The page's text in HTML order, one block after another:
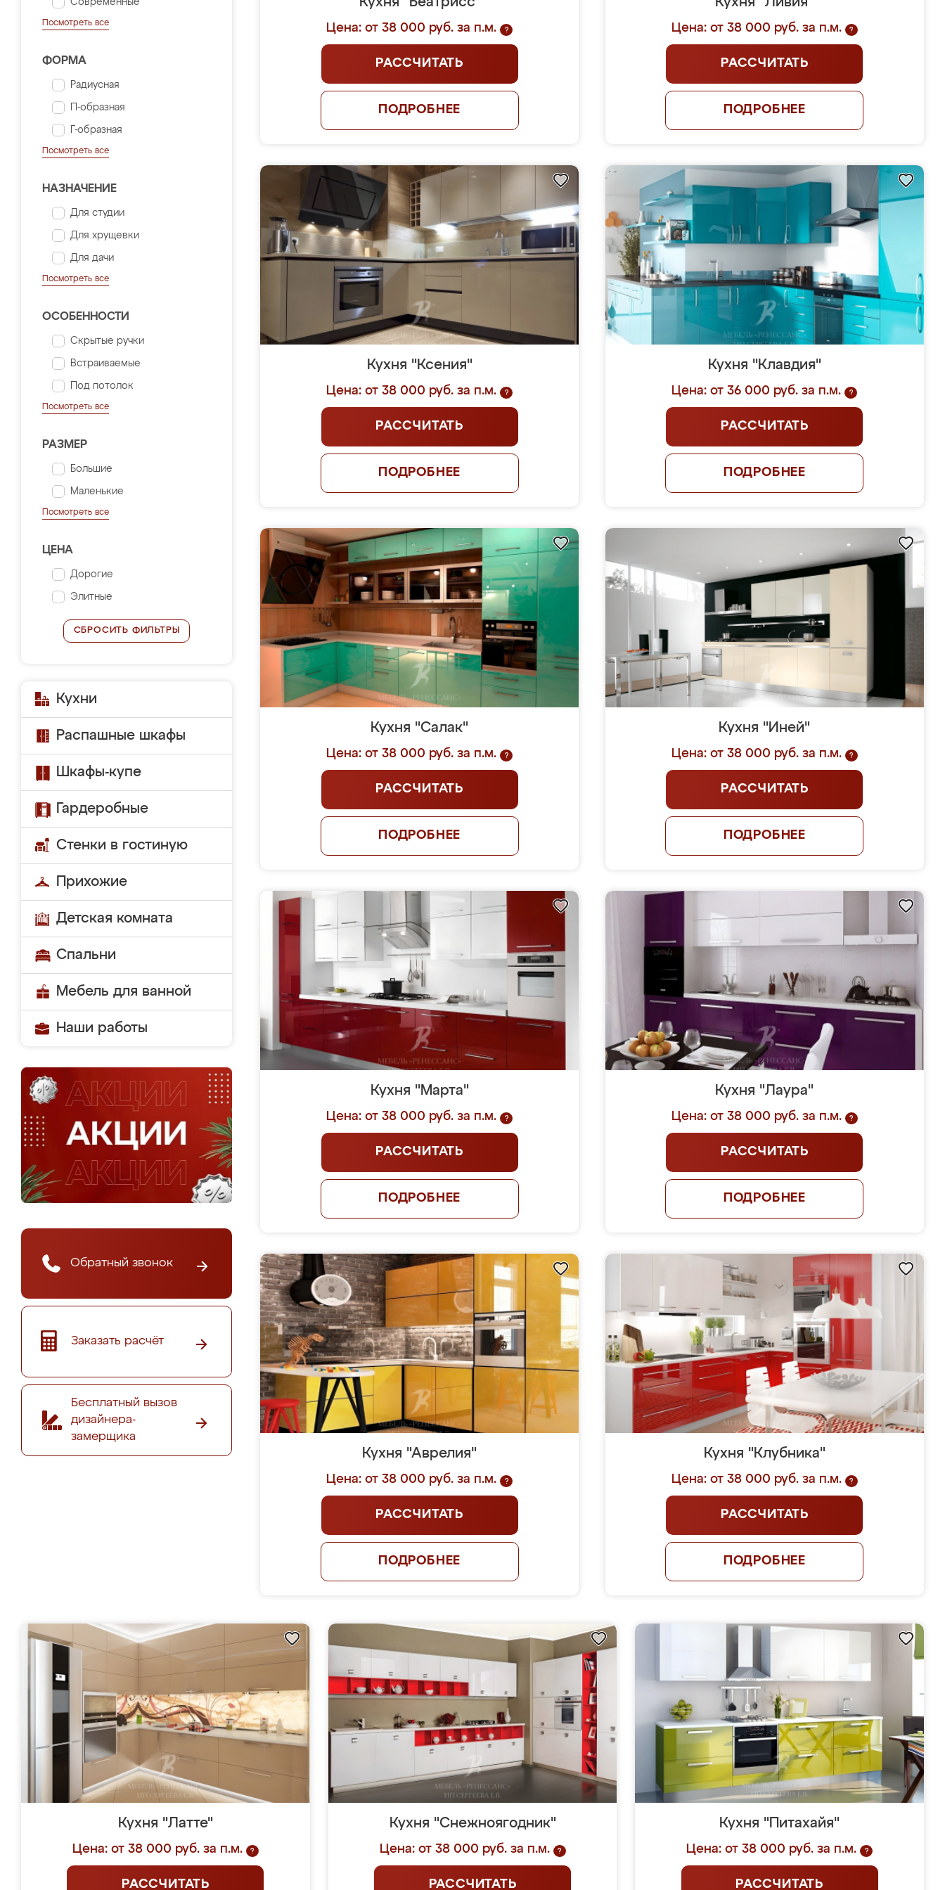
Современные
Посмотреть все
ФОРМА
Радиусная
П-образная
Г-образная
Посмотреть все
НАЗНАЧЕНИЕ
Для студии
Для хрущевки
Для дачи
Посмотреть все
ОСОБЕННОСТИ
Скрытые ручки
Встраиваемые
Под потолок
Посмотреть все
РАЗМЕР
Большие
Маленькие
Посмотреть все
ЦЕНА
Дорогие
Элитные
СБРОСИТЬ ФИЛЬТРЫ
Кухни
Распашные шкафы
Шкафы-купе
Гардеробные
Стенки в гостиную
Прихожие
Детская комната
Спальни
Мебель для ванной
Наши работы
Обратный звонок
Заказать расчёт
Бесплатный вызов
дизайнера-
замерщика
Цена: от 38 000 руб. за п.м. ?
РАССЧИТАТЬ
ПОДРОБНЕЕ
Цена: от 38 000 руб. за п.м. ?
РАССЧИТАТЬ
ПОДРОБНЕЕ
Кухня "Ксения"
Цена: от 38 000 руб. за п.м. ?
РАССЧИТАТЬ
ПОДРОБНЕЕ
Кухня "Клавдия"
Цена: от 36 000 руб. за п.м. ?
РАССЧИТАТЬ
ПОДРОБНЕЕ
Кухня "Салак"
Цена: от 38 000 руб. за п.м. ?
РАССЧИТАТЬ
ПОДРОБНЕЕ
Кухня "Иней"
Цена: от 38 000 руб. за п.м. ?
РАССЧИТАТЬ
ПОДРОБНЕЕ
Кухня "Марта"
Цена: от 38 000 руб. за п.м. ?
РАССЧИТАТЬ
ПОДРОБНЕЕ
Кухня "Лаура"
Цена: от 38 000 руб. за п.м. ?
РАССЧИТАТЬ
ПОДРОБНЕЕ
Кухня "Аврелия"
Цена: от 38 000 руб. за п.м. ?
РАССЧИТАТЬ
ПОДРОБНЕЕ
Кухня "Клубника"
Цена: от 38 000 руб. за п.м. ?
РАССЧИТАТЬ
ПОДРОБНЕЕ
Кухня "Латте"
Цена: от 38 000 руб. за п.м. ?
РАССЧИТАТЬ
Кухня "Снежноягодник"
Цена: от 38 000 руб. за п.м. ?
РАССЧИТАТЬ
Кухня "Питахайя"
Цена: от 38 000 руб. за п.м. ?
РАССЧИТАТЬ